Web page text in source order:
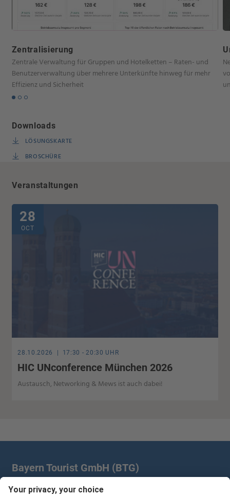
Zentralisierung
Zentrale Verwaltung für Gruppen und Hotelketten – Raten- und
Benutzerverwaltung über mehrere Unterkünfte hinweg für mehr
Effizienz und Sicherheit
Downloads
LÖSUNGSKARTE
BROSCHÜRE
Veranstaltungen
28
OCT
28.10.2026 | 17:30 - 20:30 UHR
HIC UNconference München 2026
Austausch, Networking & Mews ist auch dabei!
Bayern Tourist GmbH (BTG)
Prinz-Ludwig-Palais | Türkenstr. 7 | 80333 München